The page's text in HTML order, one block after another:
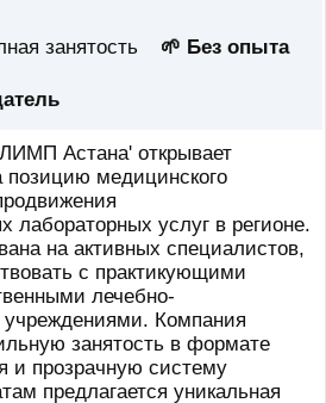
занятость 🌱 Без опыта
Астана' открывает
позицию медицинского
лабораторных услуг в регионе.
на активных специалистов,
с практикующими
лечебно-
Компания
занятость в формате
и прозрачную систему
предлагается уникальная